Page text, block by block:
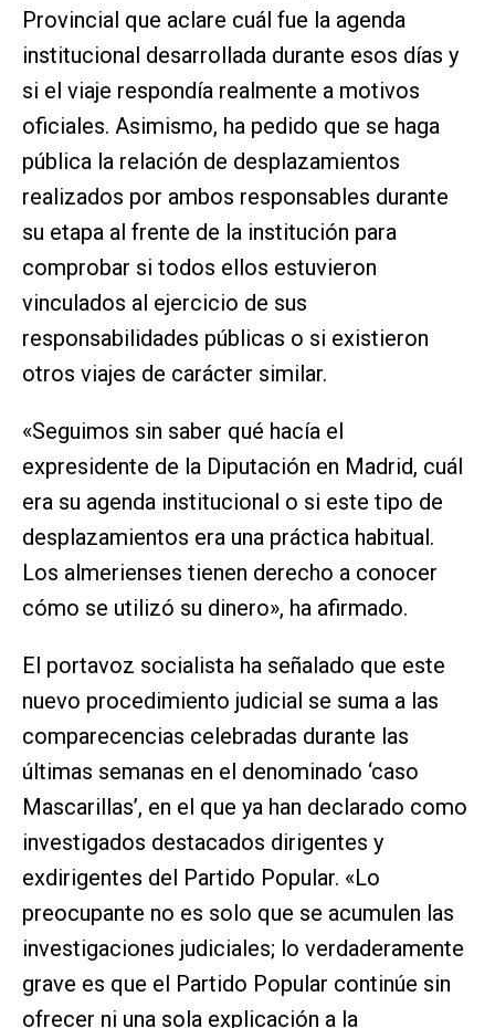
Provincial que aclare cuál fue la agenda
institucional desarrollada durante esos días y
si el viaje respondía realmente a motivos
oficiales. Asimismo, ha pedido que se haga
pública la relación de desplazamientos
realizados por ambos responsables durante
su etapa al frente de la institución para
comprobar si todos ellos estuvieron
vinculados al ejercicio de sus
responsabilidades públicas o si existieron
otros viajes de carácter similar.
«Seguimos sin saber qué hacía el
expresidente de la Diputación en Madrid, cuál
era su agenda institucional o si este tipo de
desplazamientos era una práctica habitual.
Los almerienses tienen derecho a conocer
cómo se utilizó su dinero», ha afirmado.
El portavoz socialista ha señalado que este
nuevo procedimiento judicial se suma a las
comparecencias celebradas durante las
últimas semanas en el denominado ‘caso
Mascarillas’, en el que ya han declarado como
investigados destacados dirigentes y
exdirigentes del Partido Popular. «Lo
preocupante no es solo que se acumulen las
investigaciones judiciales; lo verdaderamente
grave es que el Partido Popular continúe sin
ofrecer ni una sola explicación a la